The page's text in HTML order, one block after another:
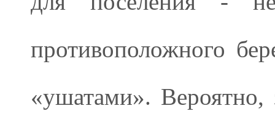
противоположного
«ушатами».